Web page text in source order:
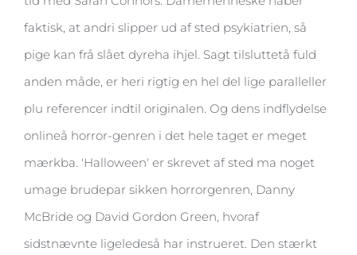
faktisk, at andri slipper ud af sted psykiatrien, så
pige kan frå slået dyreha ihjel. Sagt tilsluttetå fuld
anden måde, er heri rigtig en hel del lige paralleller
plu referencer indtil originalen. Og dens indflydelse
onlineå horror-genren i det hele taget er meget
mærkba. 'Halloween' er skrevet af sted ma noget
umage brudepar sikken horrorgenren, Danny
McBride og David Gordon Green, hvoraf
sidstnævnte ligeledeså har instrueret. Den stærkt